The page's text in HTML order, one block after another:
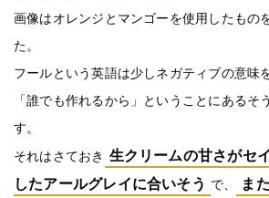
画像はオレンジとマンゴーを使用したもの
た。
フールという英語は少しネガティブの意味
「誰でも作れるから」ということにあるそ
す。
それはさておき 生クリームの甘さがセ
したアールグレイに合いそう で、 ま